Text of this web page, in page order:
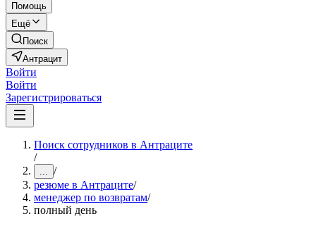
Помощь
Ещё
Поиск
Антрацит
Войти
Войти
Зарегистрироваться
Поиск сотрудников в Антраците
/
... /
резюме в Антраците/
менеджер по возвратам/
полный день